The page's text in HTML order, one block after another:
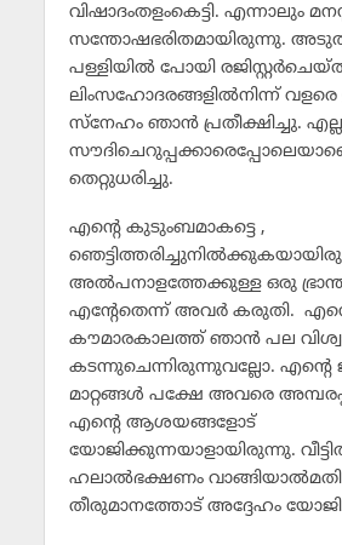
വിഷാദംതളംകെട്ടി. എന്നാലും
സന്തോഷഭരിതമായിരുന്നു.
പള്ളിയില്‍ പോയി
ലിംസഹോദരങ്ങളില്‍നിന്ന്
സ്‌നേഹം ഞാന്‍ പ്രതീക്ഷിച്ചു.
തെറ്റുധരിച്ചു.
എന്റെ കുടുംബമാകട്ടെ ,
അല്‍പനാളത്തേക്കുള്ള ഒരു
എന്റേതെന്ന് അവര്‍ കരുതി.
കൗമാരകാലത്ത് ഞാന്‍ പല
കടന്നുചെന്നിരുന്നുവല്ലോ. എന്റെ
മാറ്റങ്ങള്‍ പക്ഷേ അവരെ
എന്റെ ആശയങ്ങളോട്
യോജിക്കുന്നയാളായിരുന്നു.
ഹലാല്‍ഭക്ഷണം
തീരുമാനത്തോട് അദ്ദേഹം